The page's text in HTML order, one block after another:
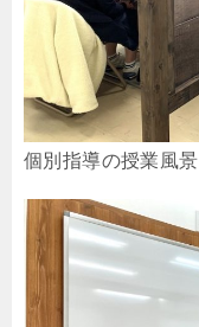
個別指導の授業風景